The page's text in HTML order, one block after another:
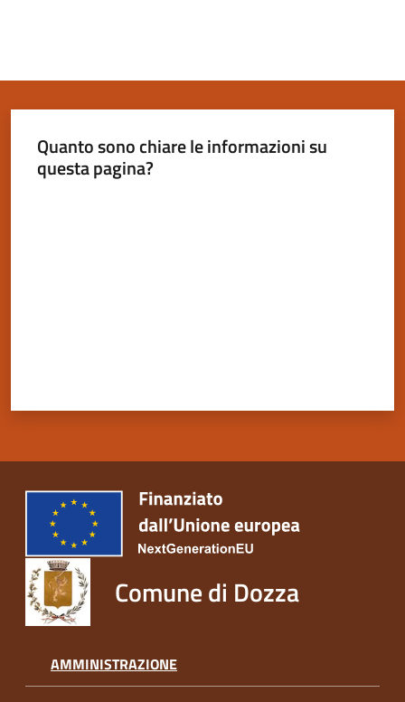
Quanto sono chiare le informazioni su
questa pagina?
Comune di Dozza
AMMINISTRAZIONE